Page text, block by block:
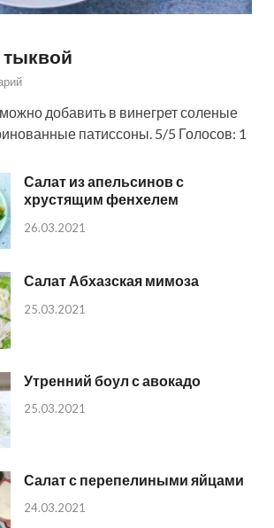
тыквой
добавить в винегрет соленые
патиссоны. 5/5 Голосов: 1
Салат из апельсинов с
хрустящим фенхелем
26.03.2021
Салат Абхазская мимоза
25.03.2021
Утренний боул с авокадо
25.03.2021
Салат с перепелиными яйцами
24.03.2021